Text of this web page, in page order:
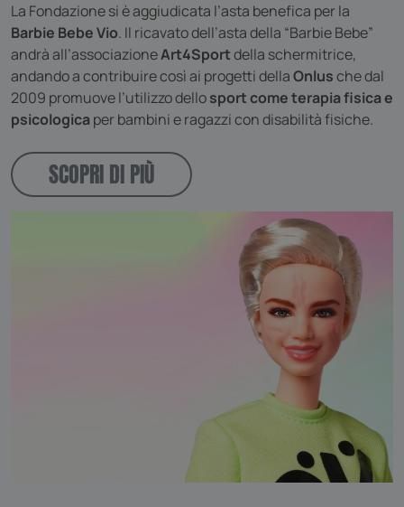
La Fondazione si è aggiudicata l’asta benefica per la
Barbie Bebe Vio. Il ricavato dell’asta della “Barbie Bebe”
andrà all’associazioneArt4Sportdella schermitrice,
andando a contribuire così ai progetti dellaOnlusche dal
2009 promuove l’utilizzo dellosport come terapia fisica e
psicologicaper bambini e ragazzi con disabilità fisiche.
SCOPRI DI PIÙ